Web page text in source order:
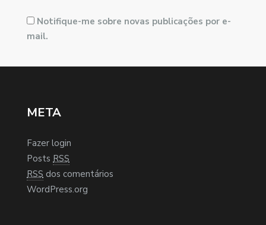
Notifique-me sobre novas publicações por e-
mail.
META
Fazer login
Posts RSS
RSS dos comentários
WordPress.org